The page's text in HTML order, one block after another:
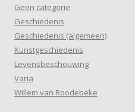
Geen categorie
Geschiedenis
Geschiedenis (algemeen)
Kunstgeschiedenis
Levensbeschouwing
Varia
Willem van Roodebeke